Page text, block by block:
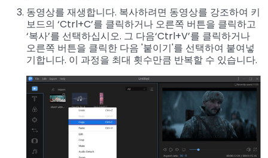
동영상를 재생합니다. 복사하려면 동영상를 강조하여 키
보드의 ‘Ctrl+C’를 클릭하거나 오른쪽 버튼을 클릭하고
‘복사’를 선택하십시오. 그 다음‘Ctrl+V’를 클릭하거나
오른쪽 버튼을 클릭한 다음 '붙이기'를 선택하여 붙여넣
기합니다. 이 과정을 최대 횟수만큼 반복할 수 있습니다.